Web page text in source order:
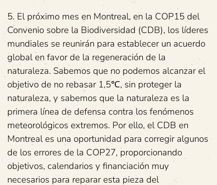
5. El próximo mes en Montreal, en la COP15 del
Convenio sobre la Biodiversidad (CDB), los líderes
mundiales se reunirán para establecer un acuerdo
global en favor de la regeneración de la
naturaleza. Sabemos que no podemos alcanzar el
objetivo de no rebasar 1,5℃, sin proteger la
naturaleza, y sabemos que la naturaleza es la
primera línea de defensa contra los fenómenos
meteorológicos extremos. Por ello, el CDB en
Montreal es una oportunidad para corregir algunos
de los errores de la COP27, proporcionando
objetivos, calendarios y financiación muy
necesarios para reparar esta pieza del